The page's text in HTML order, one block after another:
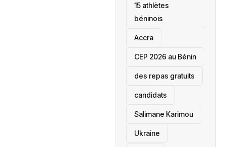
15 athlètes
béninois
Accra
‎CEP 2026 au Bénin
des repas gratuits
candidats
Salimane Karimou
Ukraine